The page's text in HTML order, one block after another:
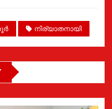
നിര്യാതനായി